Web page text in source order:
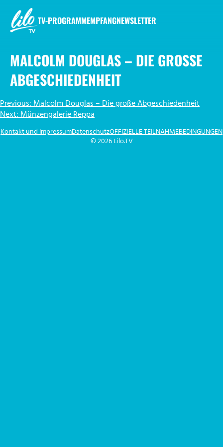
Inhalt
springen
TV-PROGRAMMEMPFANGNEWSLETTER
MALCOLM DOUGLAS – DIE GROSSE A
BGESCHIEDENHEIT
BEITRAGSNAVIGATION
Previous:Malcolm Douglas – Die große Abgeschiedenheit
Next:Münzengalerie Reppa
© 2026 Lilo.TV
Kontakt und ImpressumDatenschutzOFFIZIELLE TEILNAHMEBEDINGUNGEN